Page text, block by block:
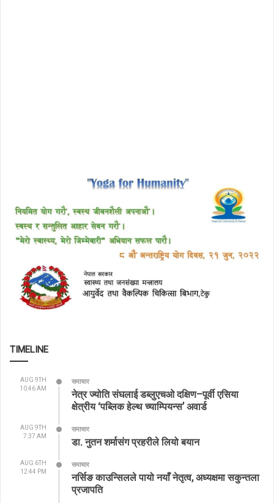
TIMELINE
AUG 9TH
10:46 AM
समाचार
नेत्र ज्योति संघलाई डब्लुएचओ दक्षिण–पूर्वी एसिया
क्षेत्रीय ‘पब्लिक हेल्थ च्याम्पियन्स’ अवार्ड
AUG 9TH
7:37 AM
समाचार
डा. नुतन शर्मासंग प्रहरीले लियो बयान
AUG 6TH
12:44 PM
समाचार
नर्सिङ काउन्सिलले पायो नयाँ नेतृत्व, अध्यक्षमा सकुन्तला
प्रजापति